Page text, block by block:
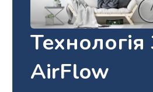
AirFlow